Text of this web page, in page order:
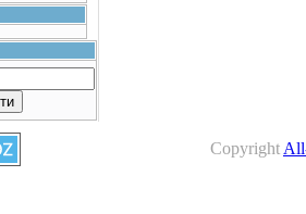
Copyright